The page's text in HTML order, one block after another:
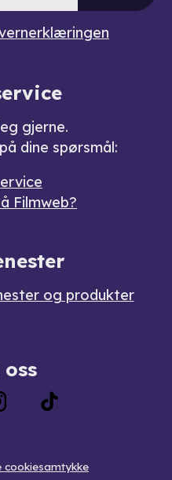
gjerne.
dine spørsmål:
Filmweb?
og produkter
cookiesamtykke